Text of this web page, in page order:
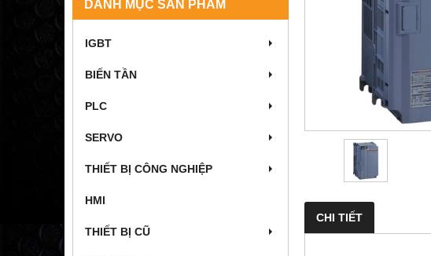
DANH MỤC SẢN PHẨM
IGBT
BIẾN TẦN
PLC
SERVO
THIẾT BỊ CÔNG NGHIỆP
HMI
THIẾT BỊ CŨ
CHI TIẾT